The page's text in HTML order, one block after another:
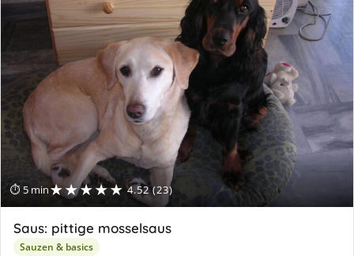
⏱ 5 min★★★★★ 4.52 (23)
Saus: pittige mosselsaus
Sauzen & basics